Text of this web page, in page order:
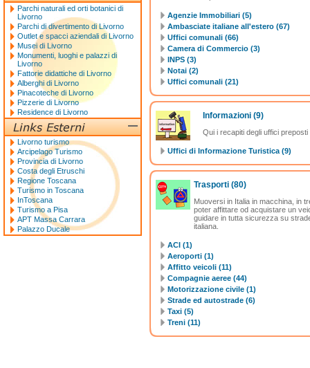
Agenzie Immobiliari (5)
Ambasciate italiane all'estero (67)
Uffici comunali (66)
Camera di Commercio (3)
INPS (3)
Notai (2)
Uffici comunali (21)
Informazioni (9)
Qui i recapiti degli uffici
Uffici di Informazione Turistica (9)
Trasporti (80)
Muoversi in Italia in macchina, in
poter affittare od acquistare un
guidare in tutta sicurezza su
italiana.
ACI (1)
Aeroporti (1)
Affitto veicoli (11)
Compagnie aeree (44)
Motorizzazione civile (1)
Strade ed autostrade (6)
Taxi (5)
Treni (11)
Parchi naturali ed orti botanici di
Livorno
Parchi di divertimento di Livorno
Outlet e spacci aziendali di Livorno
Musei di Livorno
Monumenti, luoghi e palazzi di
Livorno
Fattorie didattiche di Livorno
Alberghi di Livorno
Pinacoteche di Livorno
Pizzerie di Livorno
Residence di Livorno
Livorno turismo
Arcipelago Turismo
Provincia di Livorno
Costa degli Etruschi
Regione Toscana
Turismo in Toscana
InToscana
Turismo a Pisa
APT Massa Carrara
Palazzo Ducale